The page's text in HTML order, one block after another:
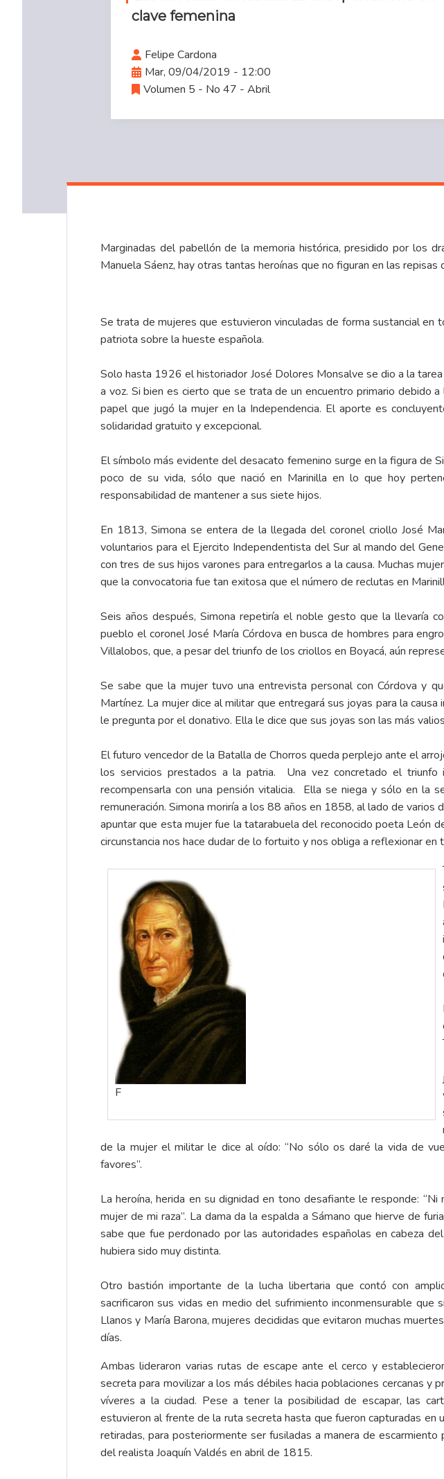
clave femenina
Felipe Cardona
Mar, 09/04/2019 - 12:00
Volumen 5 - No 47 - Abril
Marginadas del pabellón de la memoria histórica, presidido por los
Manuela Sáenz, hay otras tantas heroínas que no figuran en las repisas
Se trata de mujeres que estuvieron vinculadas de forma sustancial
patriota sobre la hueste española.
Solo hasta 1926 el historiador José Dolores Monsalve se dio a la
a voz. Si bien es cierto que se trata de un encuentro primario debido
papel que jugó la mujer en la Independencia. El aporte es
solidaridad gratuito y excepcional.
El símbolo más evidente del desacato femenino surge en la figura de
poco de su vida, sólo que nació en Marinilla en lo que hoy
responsabilidad de mantener a sus siete hijos.
En 1813, Simona se entera de la llegada del coronel criollo José
voluntarios para el Ejercito Independentista del Sur al mando del
con tres de sus hijos varones para entregarlos a la causa. Muchas
que la convocatoria fue tan exitosa que el número de reclutas en
Seis años después, Simona repetiría el noble gesto que la llevaría
pueblo el coronel José María Córdova en busca de hombres para
Villalobos, que, a pesar del triunfo de los criollos en Boyacá, aún
Se sabe que la mujer tuvo una entrevista personal con Córdova y
Martínez. La mujer dice al militar que entregará sus joyas para la
le pregunta por el donativo. Ella le dice que sus joyas son las más
El futuro vencedor de la Batalla de Chorros queda perplejo ante el
los servicios prestados a la patria. Una vez concretado el triunfo
recompensarla con una pensión vitalicia. Ella se niega y sólo en la
remuneración. Simona moriría a los 88 años en 1858, al lado de
apuntar que esta mujer fue la tatarabuela del reconocido poeta León
circunstancia nos hace dudar de lo fortuito y nos obliga a reflexionar
F
de la mujer el militar le dice al oído: “No sólo os daré la vida de
favores”.
La heroína, herida en su dignidad en tono desafiante le responde:
mujer de mi raza”. La dama da la espalda a Sámano que hierve de
sabe que fue perdonado por las autoridades españolas en cabeza
hubiera sido muy distinta.
Otro bastión importante de la lucha libertaria que contó con
sacrificaron sus vidas en medio del sufrimiento inconmensurable
Llanos y María Barona, mujeres decididas que evitaron muchas
días.
Ambas lideraron varias rutas de escape ante el cerco y
secreta para movilizar a los más débiles hacia poblaciones cercanas y
víveres a la ciudad. Pese a tener la posibilidad de escapar, las
estuvieron al frente de la ruta secreta hasta que fueron capturadas en
retiradas, para posteriormente ser fusiladas a manera de escarmiento
del realista Joaquín Valdés en abril de 1815.